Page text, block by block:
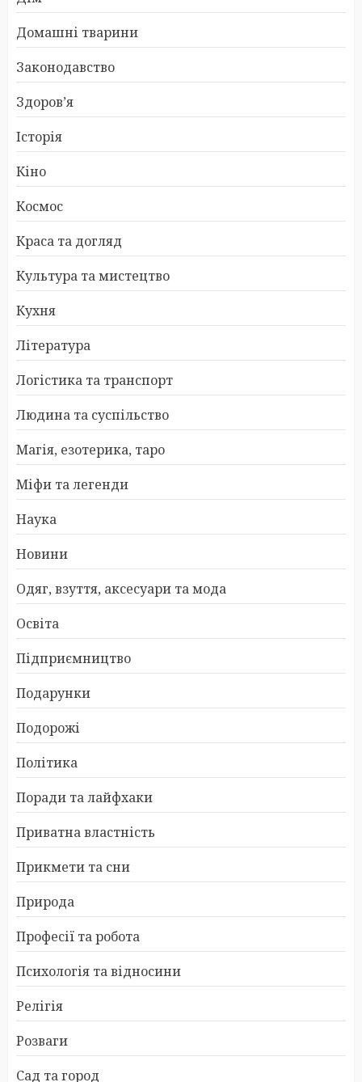
Домашні тварини
Законодавство
Здоров’я
Історія
Кіно
Космос
Краса та догляд
Культура та мистецтво
Кухня
Література
Логістика та транспорт
Людина та суспільство
Магія, езотерика, таро
Міфи та легенди
Наука
Новини
Одяг, взуття, аксесуари та мода
Освіта
Підприємництво
Подарунки
Подорожі
Політика
Поради та лайфхаки
Приватна властність
Прикмети та сни
Природа
Професії та робота
Психологія та відносини
Релігія
Розваги
Сад та город